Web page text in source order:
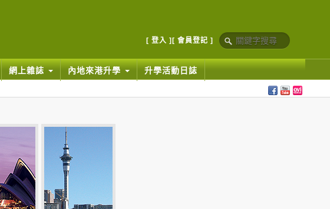
[ 登入 ] [ 會員登記 ]
網上雜誌 內地來港升學 升學活動日誌